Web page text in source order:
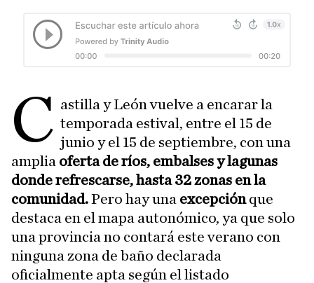
C astilla y León vuelve a encarar la
temporada estival, entre el 15 de
junio y el 15 de septiembre, con una
amplia oferta de ríos, embalses y lagunas
donde refrescarse, hasta 32 zonas en la
comunidad.Pero hay una excepciónque
destaca en el mapa autonómico, ya que solo
una provincia no contará este verano con
ninguna zona de baño declarada
oficialmente apta según el listado